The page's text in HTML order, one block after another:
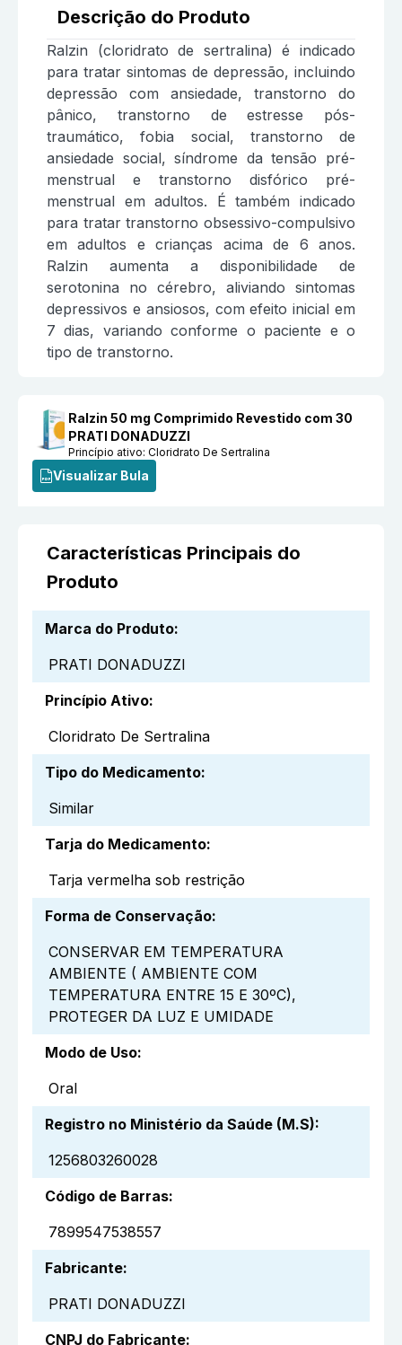
Descrição do Produto
Ralzin (cloridrato de sertralina) é indicado
para tratar sintomas de depressão, incluindo
depressão com ansiedade, transtorno do
pânico, transtorno de estresse pós-
traumático, fobia social, transtorno de
ansiedade social, síndrome da tensão pré-
menstrual e transtorno disfórico pré-
menstrual em adultos. É também indicado
para tratar transtorno obsessivo-compulsivo
em adultos e crianças acima de 6 anos.
Ralzin aumenta a disponibilidade de
serotonina no cérebro, aliviando sintomas
depressivos e ansiosos, com efeito inicial em
7 dias, variando conforme o paciente e o
tipo de transtorno.
Ralzin 50 mg Comprimido Revestido com 30
PRATI DONADUZZI
Princípio ativo:Cloridrato De Sertralina
Visualizar Bula
Características Principais do
Produto
Marca do Produto:
PRATI DONADUZZI
Princípio Ativo:
Cloridrato De Sertralina
Tipo do Medicamento:
Similar
Tarja do Medicamento:
Tarja vermelha sob restrição
Forma de Conservação:
CONSERVAR EM TEMPERATURA
AMBIENTE ( AMBIENTE COM
TEMPERATURA ENTRE 15 E 30ºC),
PROTEGER DA LUZ E UMIDADE
Modo de Uso:
Oral
Registro no Ministério da Saúde (M.S):
1256803260028
Código de Barras:
7899547538557
Fabricante:
PRATI DONADUZZI
CNPJ do Fabricante: